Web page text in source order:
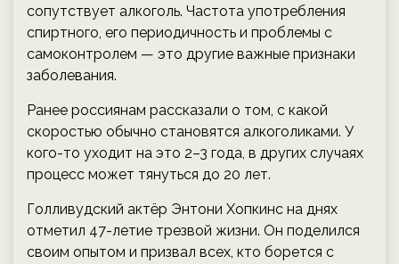
сопутствует алкоголь. Частота употребления
спиртного, его периодичность и проблемы с
самоконтролем — это другие важные признаки
заболевания.
Ранее россиянам рассказали о том, с какой
скоростью обычно становятся алкоголиками. У
кого-то уходит на это 2–3 года, в других случаях
процесс может тянуться до 20 лет.
Голливудский актёр Энтони Хопкинс на днях
отметил 47-летие трезвой жизни. Он поделился
своим опытом и призвал всех, кто борется с